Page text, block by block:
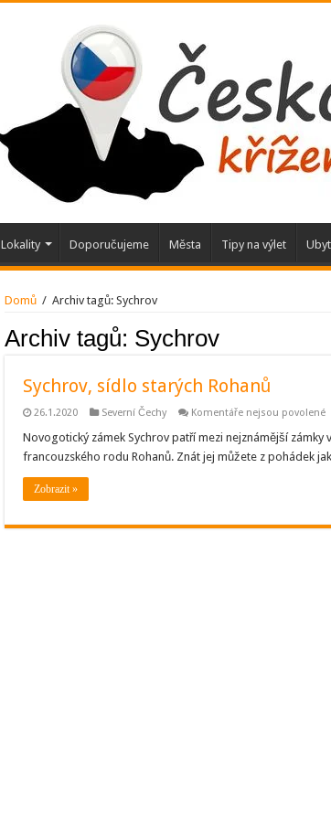
Lokality Doporučujeme Města Tipy na výlet
Domů / Archiv tagů: Sychrov
Archiv tagů: Sychrov
Sychrov, sídlo starých Rohanů
26.1.2020 Severní Čechy Komentáře nejsou povolenéu
s
Novogotický zámek Sychrov patří mezi nejznámější
francouzského rodu Rohanů. Znát jej můžete z pohádek
Zobrazit »